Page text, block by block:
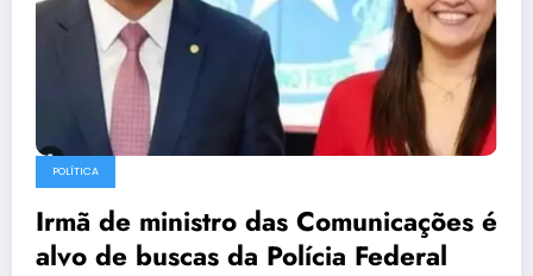
POLÍTICA
Irmã de ministro das Comunicações é
alvo de buscas da Polícia Federal